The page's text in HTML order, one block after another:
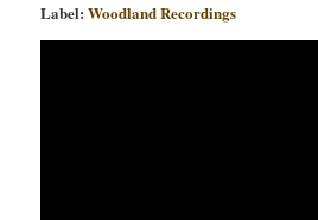
Label:Woodland Recordings